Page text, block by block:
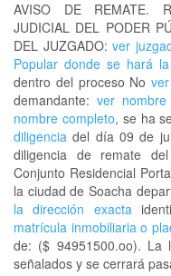
AVISO DE REMATE.
JUDICIAL DEL PODER
DEL JUZGADO: ver
Popular donde se hará
dentro del proceso No
demandante: ver nombre
nombre completo, se ha
diligencia del día 09 de
diligencia de remate
Conjunto Residencial
la ciudad de Soacha
la dirección exacta
matrícula inmobiliaria o
de: ($ 94951500.oo). La
señalados y se cerrará